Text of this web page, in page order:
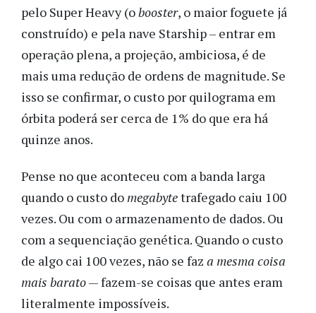
pelo Super Heavy (obooster, o maior foguete já
construído) e pela nave Starship – entrar em
operação plena, a projeção, ambiciosa, é de
mais uma redução de ordens de magnitude. Se
isso se confirmar, o custo por quilograma em
órbita poderá ser cerca de 1% do que era há
quinze anos.
Pense no que aconteceu com a banda larga
quando o custo domegabytetrafegado caiu 100
vezes. Ou com o armazenamento de dados. Ou
com a sequenciação genética. Quando o custo
de algo cai 100 vezes, não se faz a mesma coisa
mais barato— fazem-se coisas que antes eram
literalmente impossíveis.